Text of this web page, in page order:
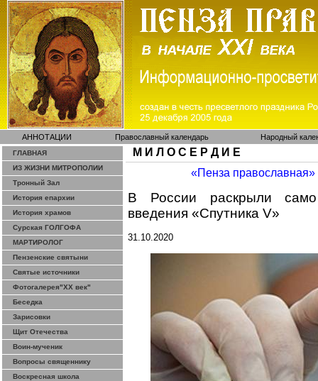
АННОТАЦИИ Православный календарь Народный
ГЛАВНАЯ
ИЗ ЖИЗНИ МИТРОПОЛИИ
Тронный Зал
История епархии
История храмов
Сурская ГОЛГОФА
МАРТИРОЛОГ
Пензенские святыни
Святые источники
Фотогалерея"ХХ век"
Беседка
Зарисовки
Щит Отечества
Воин-мученик
Вопросы священнику
Воскресная школа
М И Л О С Е Р Д И Е
«Пенза
В России раскрыли
введения «Спутника V»
31.10.2020